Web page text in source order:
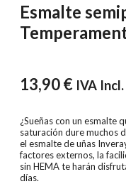
Esmalte
13,90€ IVA Incl.
¿Sueñas con un esmalte
saturación dure muchos
el esmalte de uñas
factores externos, la
sin HEMA te harán
días.